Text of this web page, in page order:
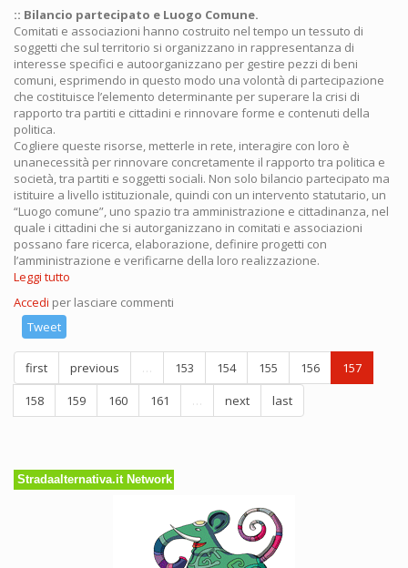
:: Bilancio partecipato e Luogo Comune.
Comitati e associazioni hanno costruito nel tempo un tessuto di
soggetti che sul territorio si organizzano in rappresentanza di
interesse specifici e autoorganizzano per gestire pezzi di beni
comuni, esprimendo in questo modo una volontà di partecipazione
che costituisce l’elemento determinante per superare la crisi di
rapporto tra partiti e cittadini e rinnovare forme e contenuti della
politica.
Cogliere queste risorse, metterle in rete, interagire con loro è
unanecessità per rinnovare concretamente il rapporto tra politica e
società, tra partiti e soggetti sociali. Non solo bilancio partecipato ma
istituire a livello istituzionale, quindi con un intervento statutario, un
“Luogo comune”, uno spazio tra amministrazione e cittadinanza, nel
quale i cittadini che si autorganizzano in comitati e associazioni
possano fare ricerca, elaborazione, definire progetti con
l’amministrazione e verificarne della loro realizzazione.
Leggi tutto
priorità
per
Accedi per lasciare commenti
Tweet
first previous … 153 154 155 156
157
158
159 160 161 … next last
Stradaalternativa.it Network